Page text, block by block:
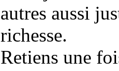
autres aussi
richesse.
Retiens une